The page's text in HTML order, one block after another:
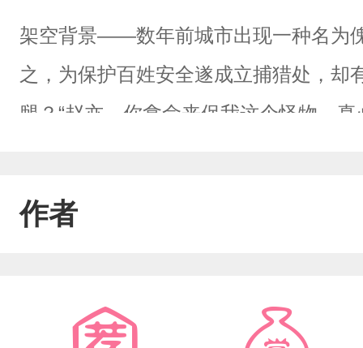
架空背景——数年前城市出现一种名为
之，为保护百姓安全遂成立捕猎处，却
腿？“赵亦，你拿命来保我这个怪物，
作者